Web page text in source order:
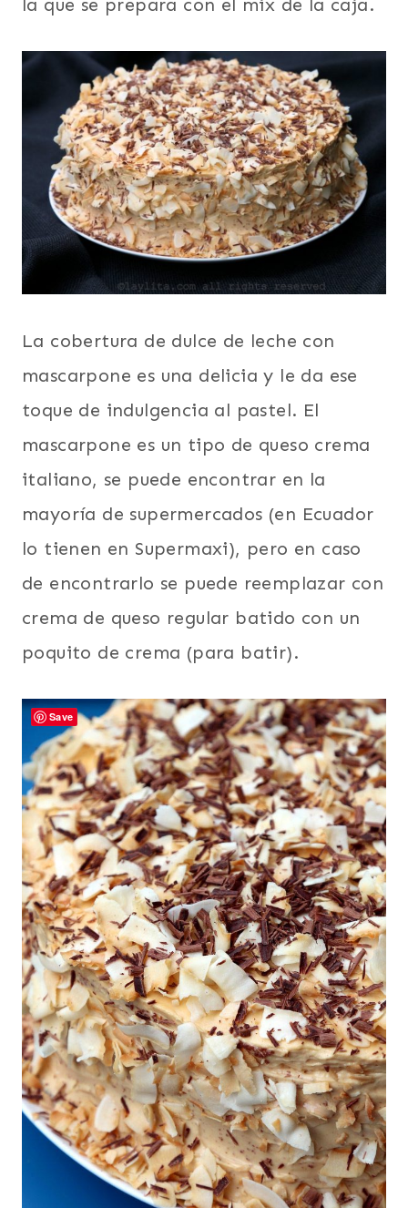
la que se prepara con el mix de la caja.
La cobertura de dulce de leche con
mascarpone es una delicia y le da ese
toque de indulgencia al pastel. El
mascarpone es un tipo de queso crema
italiano, se puede encontrar en la
mayoría de supermercados (en Ecuador
lo tienen en Supermaxi), pero en caso
de encontrarlo se puede reemplazar con
crema de queso regular batido con un
poquito de crema (para batir).
Save